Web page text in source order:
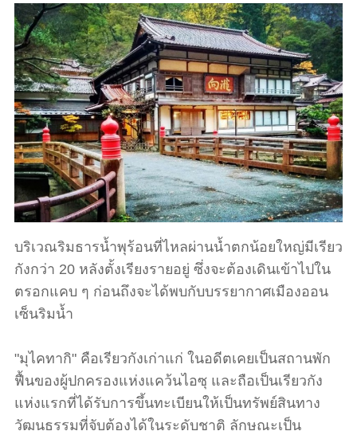
บริเวณริมธารน้ำพุร้อนที่ไหลผ่านน้ำตกน้อยใหญ่มีเรียว
กังกว่า 20 หลังตั้งเรียงรายอยู่ ซึ่งจะต้องเดินเข้าไปใน
ตรอกแคบ ๆ ก่อนถึงจะได้พบกับบรรยากาศเมืองออน
เซ็นริมน้ำ
"มุไคทากิ" คือเรียวกังเก่าแก่ ในอดีตเคยเป็นสถานพัก
ฟื้นของผู้ปกครองแห่งแคว้นไอซุ และถือเป็นเรียวกัง
แห่งแรกที่ได้รับการขึ้นทะเบียนให้เป็นทรัพย์สินทาง
วัฒนธรรมที่จับต้องได้ในระดับชาติ ลักษณะเป็น